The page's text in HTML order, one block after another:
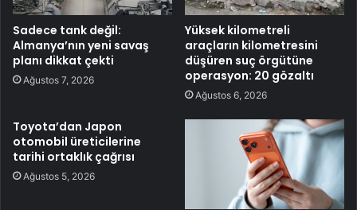
Sadece tank değil:
Almanya’nın yeni savaş
planı dikkat çekti
Ağustos 7, 2026
Yüksek kilometreli
araçların kilometresini
düşüren suç örgütüne
operasyon: 20 gözaltı
Ağustos 6, 2026
Toyota’dan Japon
otomobil üreticilerine
tarihi ortaklık çağrısı
Ağustos 5, 2026